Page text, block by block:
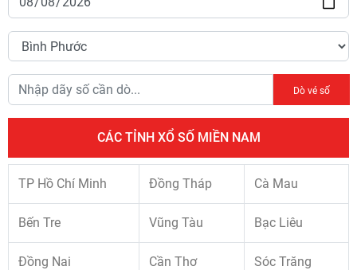
Dò vé số
CÁC TỈNH XỔ SỐ MIỀN NAM
TP Hồ Chí Minh Đồng Tháp Cà Mau
Bến Tre Vũng Tàu Bạc Liêu
Đồng Nai Cần Thơ Sóc Trăng